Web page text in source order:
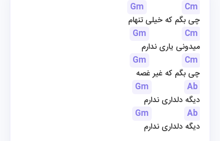
Gm
Cm
چی بگم که خیلی تنهام
Gm
Cm
میدونی یاری ندارم
Gm
Cm
چی بگم که غیر غصه
Gm
Ab
دیگه دلداری ندارم
Gm
Ab
دیگه دلداری ندارم